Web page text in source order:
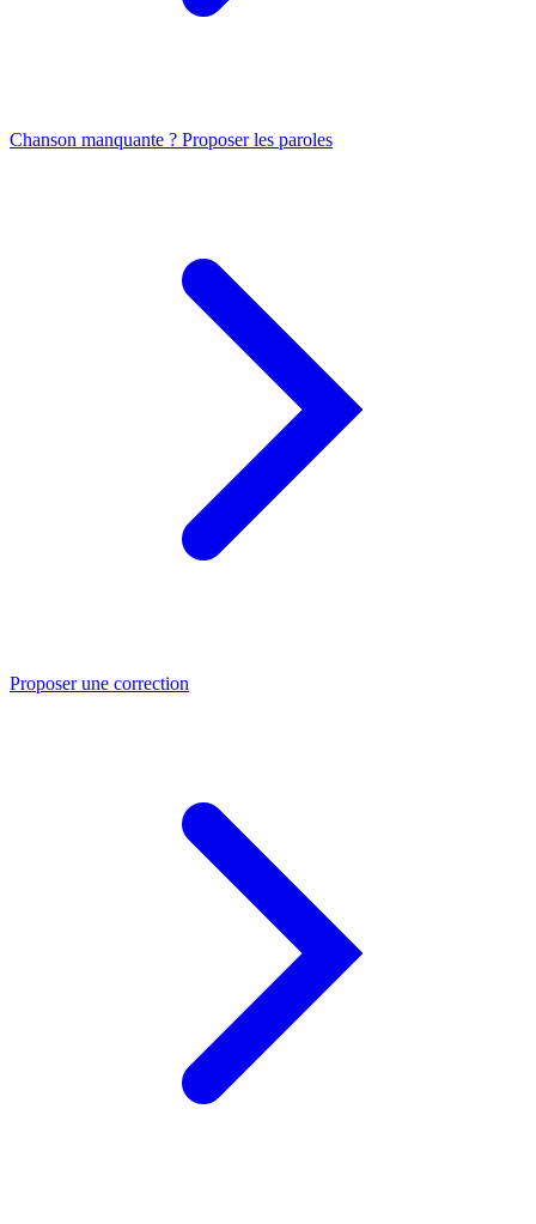
Chanson manquante ? Proposer les paroles
Proposer une correction